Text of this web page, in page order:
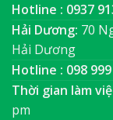
Hotline : 0937
Hải Dương: 70
Hải Dương
Hotline : 098
Thời gian làm
pm